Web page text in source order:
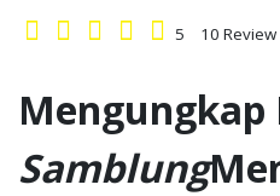
5 10 Review
Mengungkap
Samblung